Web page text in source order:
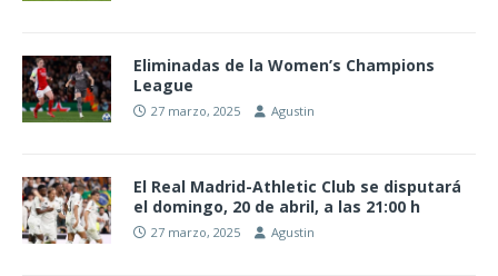
Eliminadas de la Women’s Champions
League
27 marzo, 2025 Agustin
El Real Madrid-Athletic Club se disputará
el domingo, 20 de abril, a las 21:00 h
27 marzo, 2025 Agustin